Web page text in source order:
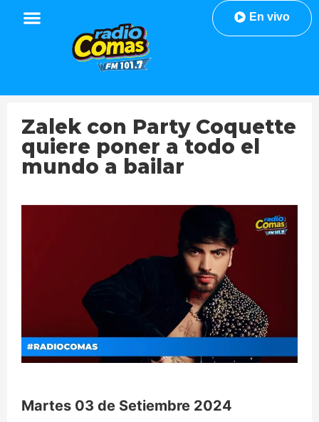
En vivo
Zalek con Party Coquette
quiere poner a todo el
mundo a bailar
Martes 03 de Setiembre 2024